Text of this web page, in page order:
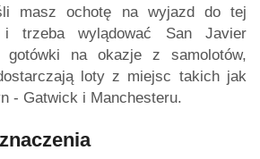
masz ochotę na wyjazd do tej
trzeba wylądować San Javier
na okazje z samolotów,
loty z miejsc takich jak
- Gatwick i Manchesteru.